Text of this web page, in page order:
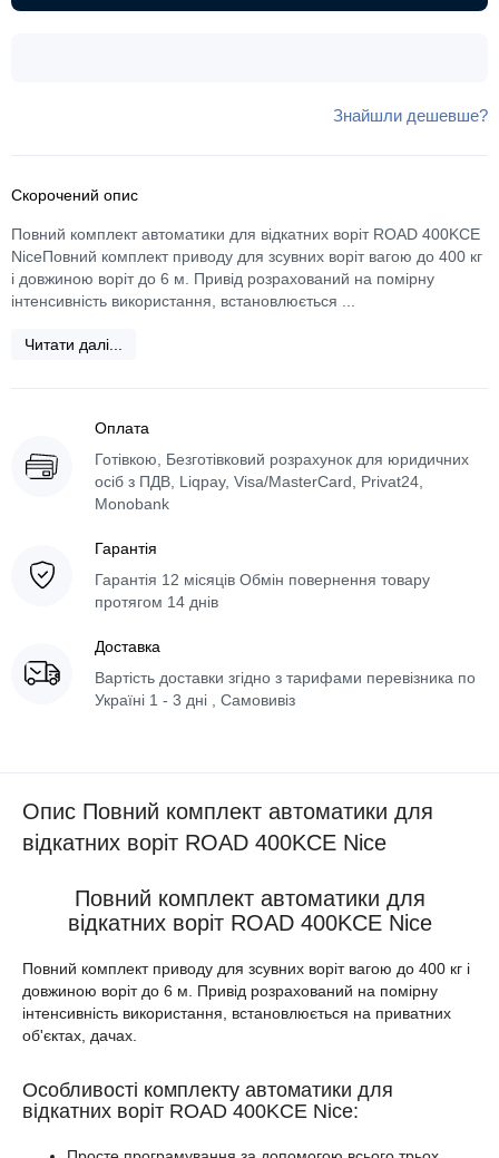
Знайшли дешевше?
Скорочений опис
Повний комплект автоматики для відкатних воріт ROAD 400KCE
NiceПовний комплект приводу для зсувних воріт вагою до 400 кг
і довжиною воріт до 6 м. Привід розрахований на помірну
інтенсивність використання, встановлюється ...
Читати далі...
Оплата
Готівкою, Безготівковий розрахунок для юридичних
осіб з ПДВ, Liqpay, Visa/MasterCard, Privat24,
Monobank
Гарантія
Гарантія 12 місяців Обмін повернення товару
протягом 14 днів
Доставка
Вартість доставки згідно з тарифами перевізника по
Україні 1 - 3 дні , Самовивіз
Опис Повний комплект автоматики для
відкатних воріт ROAD 400KCE Nice
Повний комплект автоматики для
відкатних воріт ROAD 400KCE Nice
Повний комплект приводу для зсувних воріт вагою до 400 кг і
довжиною воріт до 6 м. Привід розрахований на помірну
інтенсивність використання, встановлюється на приватних
об'єктах, дачах.
Особливості комплекту автоматики для
відкатних воріт ROAD 400KCE Nice: